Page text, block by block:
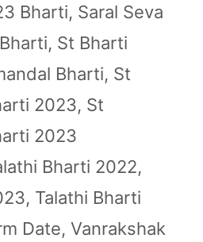
Bharti, Saral Seva
, St Bharti
Bharti, St
2023, St
2023
Bharti 2022,
, Talathi Bharti
Date, Vanrakshak